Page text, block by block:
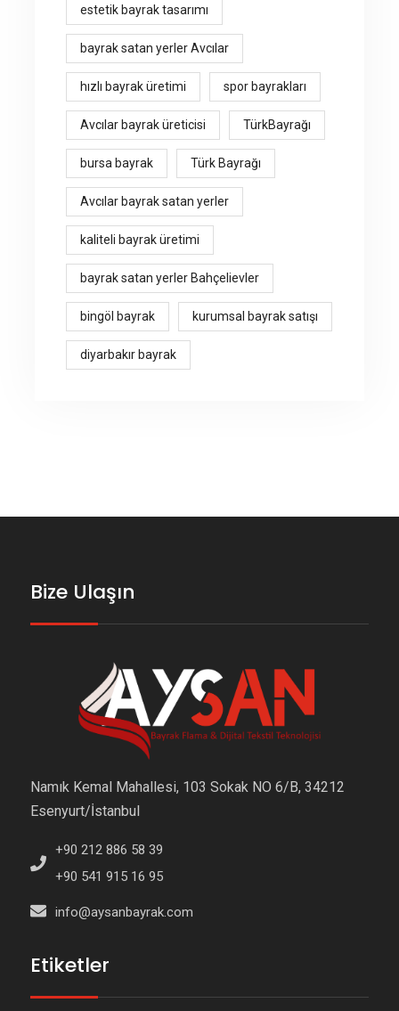
estetik bayrak tasarımı
bayrak satan yerler Avcılar
hızlı bayrak üretimi spor bayrakları
Avcılar bayrak üreticisi TürkBayrağı
bursa bayrak Türk Bayrağı
Avcılar bayrak satan yerler
kaliteli bayrak üretimi
bayrak satan yerler Bahçelievler
bingöl bayrak kurumsal bayrak satışı
diyarbakır bayrak
Bize Ulaşın
Namık Kemal Mahallesi, 103 Sokak NO 6/B, 34212
Esenyurt/İstanbul
+90 212 886 58 39
+90 541 915 16 95
info@aysanbayrak.com
Etiketler